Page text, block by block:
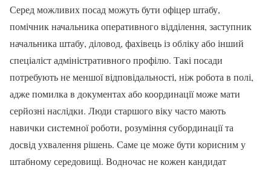
Серед можливих посад можуть бути офіцер штабу,
помічник начальника оперативного відділення, заступник
начальника штабу, діловод, фахівець із обліку або інший
спеціаліст адміністративного профілю. Такі посади
потребують не меншої відповідальності, ніж робота в полі,
адже помилка в документах або координації може мати
серйозні наслідки. Люди старшого віку часто мають
навички системної роботи, розуміння субординації та
досвід ухвалення рішень. Саме це може бути корисним у
штабному середовищі. Водночас не кожен кандидат